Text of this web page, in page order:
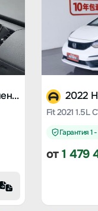
2021 Honda Fit (IV поколение)
Fit 2021 1.5L
Гарантия 1
от1 479